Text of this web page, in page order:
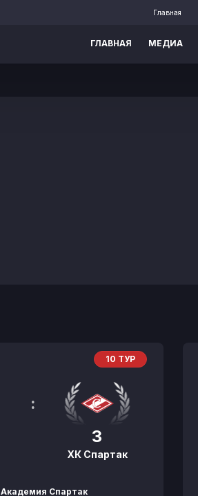
Главная
ГЛАВНАЯ МЕДИА
10 ТУР
:
3
ХК Спартак
Академия Спартак